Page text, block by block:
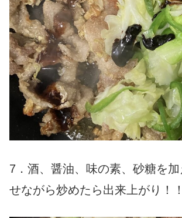
7．酒、醤油、味の素、砂糖を
せながら炒めたら出来上がり！！